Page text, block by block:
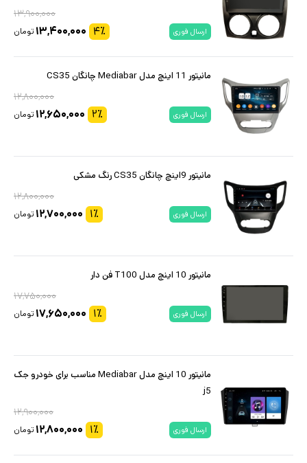
۱۳,۹۰۰,۰۰۰
ارسال فوری ۴٪ ۱۳,۴۰۰,۰۰۰ تومان
مانیتور 11 اینچ مدل Mediabar چانگان CS35
۱۲,۸۰۰,۰۰۰
ارسال فوری ۲٪ ۱۲,۶۵۰,۰۰۰ تومان
مانیتور 9اینچ چانگان CS35 رنگ مشکی
۱۲,۸۰۰,۰۰۰
ارسال فوری ۱٪ ۱۲,۷۰۰,۰۰۰ تومان
مانیتور 10 اینچ مدل T100 فن دار
۱۷,۷۵۰,۰۰۰
ارسال فوری ۱٪ ۱۷,۶۵۰,۰۰۰ تومان
مانیتور 10 اینچ مدل Mediabar مناسب برای خودرو جک
j5
۱۲,۹۰۰,۰۰۰
ارسال فوری ۱٪ ۱۲,۸۰۰,۰۰۰ تومان